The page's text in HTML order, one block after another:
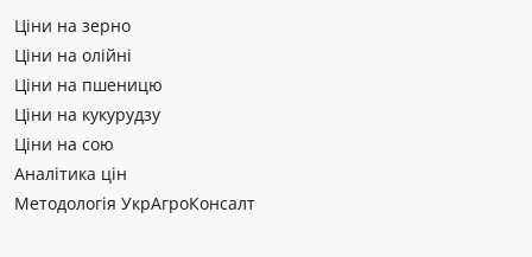
Ціни на зерно
Ціни на олійні
Ціни на пшеницю
Ціни на кукурудзу
Ціни на сою
Аналітика цін
Методологія УкрАгроКонсалт